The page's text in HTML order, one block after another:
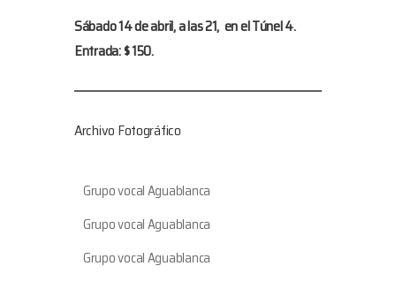
Sábado 14 de abril, a las 21, en el Túnel 4.
Entrada: $ 150.
Archivo Fotográfico
Grupo vocal Aguablanca
Grupo vocal Aguablanca
Grupo vocal Aguablanca